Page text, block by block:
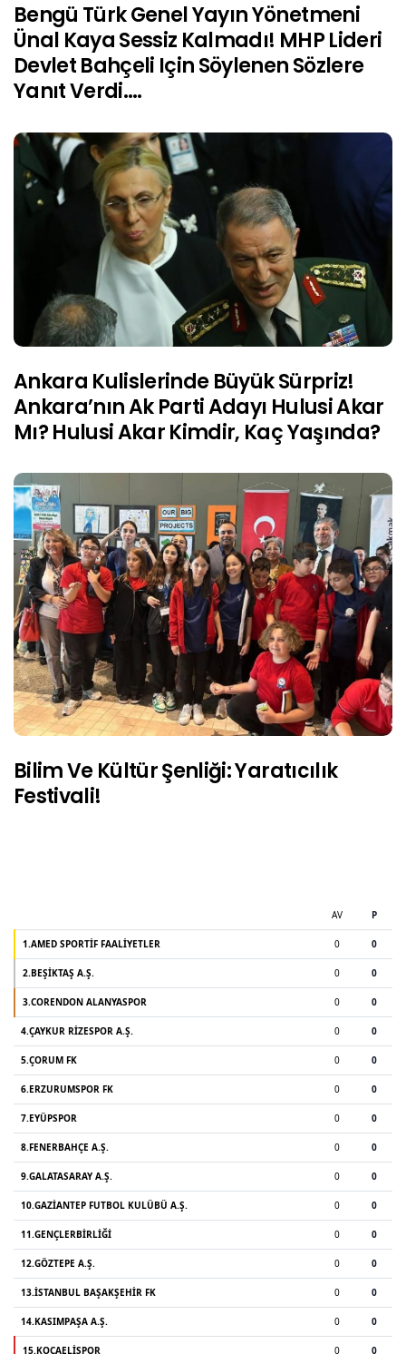
Bengü Türk Genel Yayın Yönetmeni
Ünal Kaya Sessiz Kalmadı! MHP Lideri
Devlet Bahçeli Için Söylenen Sözlere
Yanıt Verdi….
Ankara Kulislerinde Büyük Sürpriz!
Ankara’nın Ak Parti Adayı Hulusi Akar
Mı? Hulusi Akar Kimdir, Kaç Yaşında?
Bilim Ve Kültür Şenliği: Yaratıcılık
Festivali!